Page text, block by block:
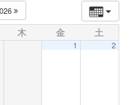
木 金 土
1 2